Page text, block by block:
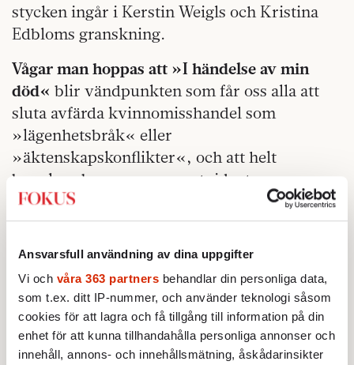
Ansvarsfull användning av dina uppgifter
Vi och våra 363 partners behandlar din personliga data,
som t.ex. ditt IP-nummer, och använder teknologi såsom
cookies för att lagra och få tillgång till information på din
enhet för att kunna tillhandahålla personliga annonser och
innehåll, annons- och innehållsmätning, åskådarinsikter
stycken ingår i Kerstin Weigls och Kristina
Edbloms granskning.
Vågar man hoppas att »I händelse av min
död« blir vändpunkten som får oss alla att
sluta avfärda kvinnomisshandel som
»lägenhetsbråk« eller
»äktenskapskonflikter«, och att helt
bannlysa begrepp som »utvidgat
självmord«. Man kan inte självmörda någon
annan. Det borde vara en självklarhet att
mord alltid ska utredas ordentligt, även om
gärningsmannen är död. Så är det inte,
framgår av texterna.
När Kerstin Weigl och Kristina Edblom följde
upp de minderåriga barnens situation så